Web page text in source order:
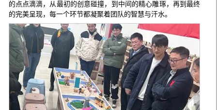
的点点滴滴，从最初的创意碰撞，到中间的精心雕琢，再到最终
的完美呈现，每一个环节都凝聚着团队的智慧与汗水。